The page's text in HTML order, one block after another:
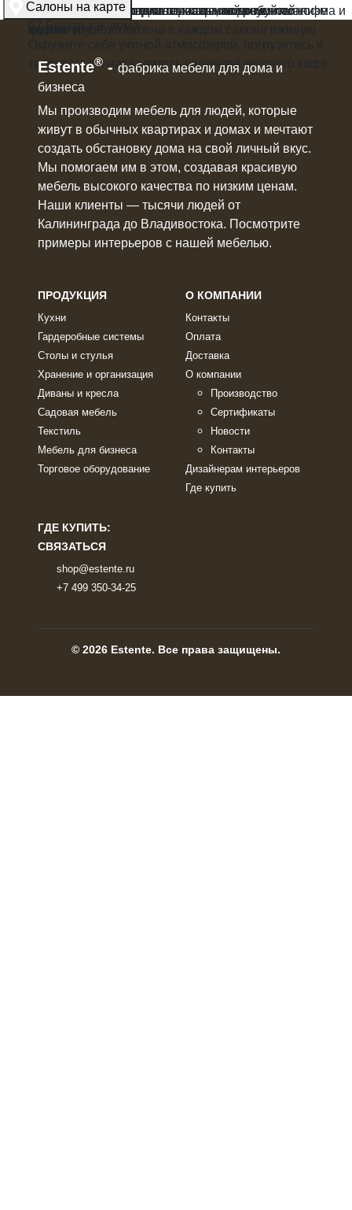
дизайна, изучите стили от классики до минимализма и
лофта
гардеробных — большая часть нашего онлайн-
каталога представлена в каждом салоне вживую
планировкам, материалам и эргономике
фасады, пощупайте материалы, попробуйте
фурнитуру
под ключ
07
Будьте как дома
творчество и насладитесь чашечкой вкусного кофе
творчество и насладитесь чашечкой вкусного кофе
Салоны на карте
Estente® - фабрика мебели для дома и
бизнеса
Мы производим мебель для людей, которые
живут в обычных квартирах и домах и мечтают
создать обстановку дома на свой личный вкус.
Мы помогаем им в этом, создавая красивую
мебель высокого качества по низким ценам.
Наши клиенты ― тысячи людей от
Калининграда до Владивостока. Посмотрите
примеры интерьеров с нашей мебелью.
ПРОДУКЦИЯ
Кухни
Гардеробные системы
Столы и стулья
Хранение и организация
Диваны и кресла
Садовая мебель
Текстиль
Мебель для бизнеса
Торговое оборудование
О КОМПАНИИ
Контакты
Оплата
Доставка
О компании
Производство
Сертификаты
Новости
Контакты
Дизайнерам интерьеров
Где купить
ГДЕ КУПИТЬ:
СВЯЗАТЬСЯ
shop@estente.ru
+7 499 350-34-25
© 2026 Estente. Все права защищены.